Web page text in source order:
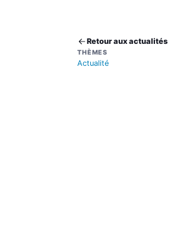
Retour aux actualités
THÈMES
Actualité